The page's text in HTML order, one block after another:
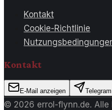
Kontakt
Cookie-Richtlinie
Kontakt
E-Mail anzeigen
© 2026 errol-flynn.de. Alle